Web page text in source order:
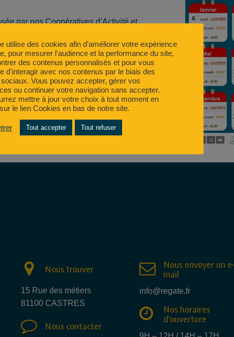
par nos Coopératives d’Activité et
sans créer d’entreprise
et convivial
Nous trouver
15 Rue des métiers
81100 CASTRES
Nous contacter
Nous envoyer un
mail
info@regate.fr
Nos horaires
d'ouverture
utilise des cookies afin d'améliorer votre expérience
pour mesurer l'audience et la performance du site,
des contenus personnalisés et pour vous
d'interagir avec nos contenus par le biais des
Vous pouvez accepter, gérer vos
ou continuer votre navigation sans accepter.
mettre à jour votre choix à tout moment en
le lien Cookies en bas de notre site.
Tout accepter Tout refuser